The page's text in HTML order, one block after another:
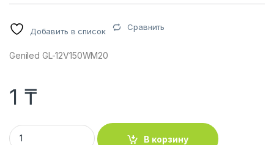
Добавить в список Сравнить
Geniled GL-12V150WM20
1 ₸
Блок питания Geniled GL-12V150WM20 quantity
В корзину